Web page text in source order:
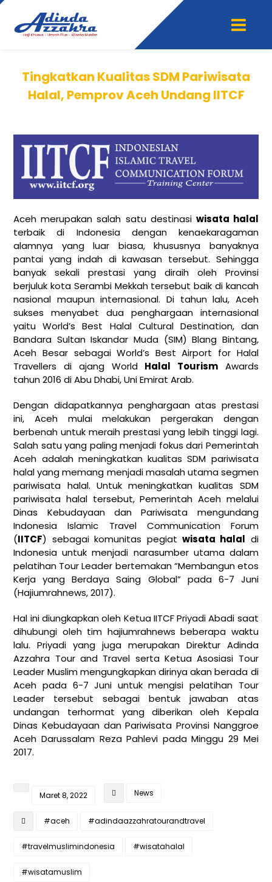
Tingkatkan Kualitas SDM Pariwisata
Halal, Pemprov Aceh Undang IITCF
Aceh merupakan salah satu destinasi wisata halal
terbaik di Indonesia dengan kenaekaragaman
alamnya yang luar biasa, khususnya banyaknya
pantai yang indah di kawasan tersebut. Sehingga
banyak sekali prestasi yang diraih oleh Provinsi
berjuluk kota Serambi Mekkah tersebut baik di kancah
nasional maupun internasional. Di tahun lalu, Aceh
sukses menyabet dua penghargaan internasional
yaitu World’s Best Halal Cultural Destination, dan
Bandara Sultan Iskandar Muda (SIM) Blang Bintang,
Aceh Besar sebagai World’s Best Airport for Halal
Travellers di ajang World Halal TourismAwards
tahun 2016 di Abu Dhabi, Uni Emirat Arab.
Dengan didapatkannya penghargaan atas prestasi
ini, Aceh mulai melakukan pergerakan dengan
berbenah untuk meraih prestasi yang lebih tinggi lagi.
Salah satu yang paling menjadi fokus dari Pemerintah
Aceh adalah meningkatkan kualitas SDM pariwisata
halal yang memang menjadi masalah utama segmen
pariwisata halal. Untuk meningkatkan kualitas SDM
pariwisata halal tersebut, Pemerintah Aceh melalui
Dinas Kebudayaan dan Pariwisata mengundang
Indonesia Islamic Travel Communication Forum
(IITCF) sebagai komunitas pegiat wisata halal di
Indonesia untuk menjadi narasumber utama dalam
pelatihan Tour Leader bertemakan “Membangun etos
Kerja yang Berdaya Saing Global” pada 6-7 Juni
(Hajiumrahnews, 2017).
Hal ini diungkapkan oleh Ketua IITCF Priyadi Abadi saat
dihubungi oleh tim hajiumrahnews beberapa waktu
lalu. Priyadi yang juga merupakan Direktur Adinda
Azzahra Tour and Travel serta Ketua Asosiasi Tour
Leader Muslim mengungkapkan dirinya akan berada di
Aceh pada 6-7 Juni untuk mengisi pelatihan Tour
Leader tersebut sebagai bentuk jawaban atas
undangan terhormat yang diberikan oleh Kepala
Dinas Kebudayaan dan Pariwisata Provinsi Nanggroe
Aceh Darussalam Reza Pahlevi pada Minggu 29 Mei
2017.
Maret 8, 2022 News
#aceh #adindaazzahratourandtravel
#travelmuslimindonesia #wisatahalal
#wisatamuslim